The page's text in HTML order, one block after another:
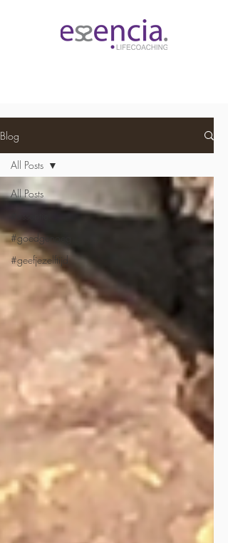
Blog
All Posts
#goedgenoeg
#geefjezelftijd
All Posts